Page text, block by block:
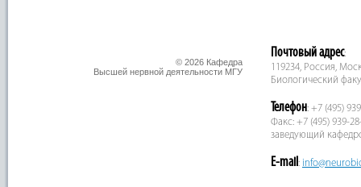
© 2026 Кафедра
Высшей нервной деятельности МГУ
Почтовый адрес:
119234, Россия,
Биологический
Телефон: +7 (495)
Факс: +7 (495) 939-
заведующий
E-mail :